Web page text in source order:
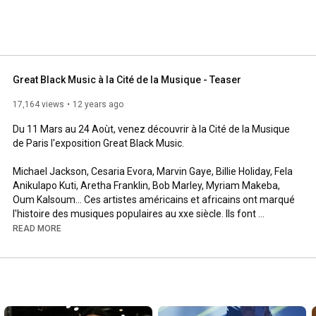
Great Black Music à la Cité de la Musique - Teaser
17,164 views 12 years ago
Du 11 Mars au 24 Aoùt, venez découvrir à la Cité de la Musique
de Paris l'exposition Great Black Music.
Michael Jackson, Cesaria Evora, Marvin Gaye, Billie Holiday, Fela
Anikulapo Kuti, Aretha Franklin, Bob Marley, Myriam Makeba,
Oum Kalsoum... Ces artistes américains et africains ont marqué
l'histoire des musiques populaires au xxe siècle. Ils font
aujourd'hui partie d'un patrimoine commun, bien au-delà des
fleuve Congo à Congo Square, de la jungle de Harlem au bitume
sens à l'expression de « musique » noire. - Musiques, cinéma,
READ MORE